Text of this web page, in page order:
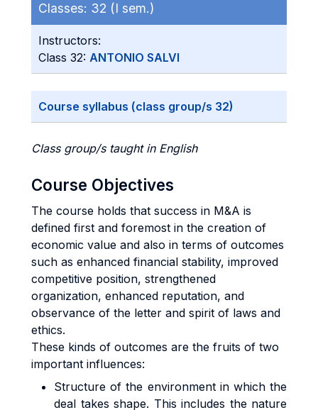
Classes: 32 (I sem.)
Instructors:
Class 32: ANTONIO SALVI
Course syllabus (class group/s 32)
Class group/s taught in English
Course Objectives
The course holds that success in M&A is
defined first and foremost in the creation of
economic value and also in terms of outcomes
such as enhanced financial stability, improved
competitive position, strengthened
organization, enhanced reputation, and
observance of the letter and spirit of laws and
ethics.
These kinds of outcomes are the fruits of two
important influences:
Structure of the environment in which the
deal takes shape. This includes the nature